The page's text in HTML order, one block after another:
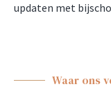
updaten met
Waar ons